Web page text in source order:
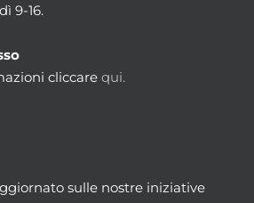
9-16.
cliccare qui.
sulle nostre iniziative